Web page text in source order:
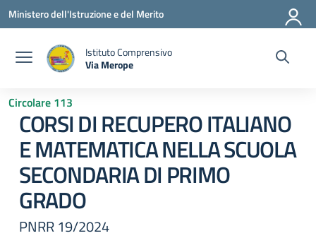
Vai ai contenuti
Vai al menu di navigazione
Vai al footer
Ministero dell'Istruzione e del Merito
Istituto Comprensivo
Via Merope
Circolare 113
CORSI DI RECUPERO ITALIANO
E MATEMATICA NELLA SCUOLA
SECONDARIA DI PRIMO
GRADO
PNRR 19/2024